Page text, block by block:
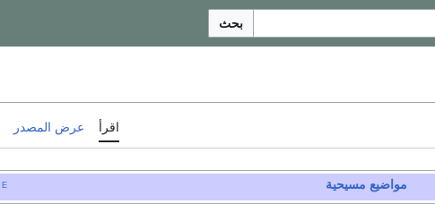
بحث
اقرأ عرض المصدر
e مواضيع مسيحية